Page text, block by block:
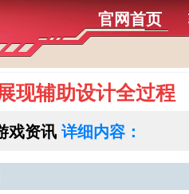
官网首页
现辅助设计全过程
戏资讯 详细内容：